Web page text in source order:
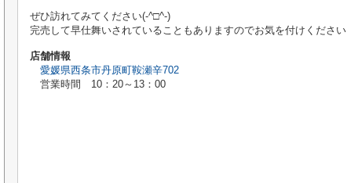
ぜひ訪れてみてください(-^□^-)
完売して早仕舞いされていることもありますのでお気を付けください
店舗情報
愛媛県西条市丹原町鞍瀬辛702
営業時間 10：20～13：00